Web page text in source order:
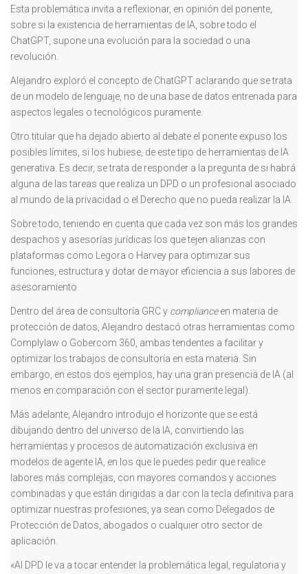
Esta problemática invita a reflexionar, en opinión del ponente,
sobre si la existencia de herramientas de IA, sobre todo el
ChatGPT, supone una evolución para la sociedad o una
revolución.
Alejandro exploró el concepto de ChatGPT aclarando que se trata
de un modelo de lenguaje, no de una base de datos entrenada para
aspectos legales o tecnológicos puramente.
Otro titular que ha dejado abierto al debate el ponente expuso los
posibles límites, si los hubiese, de este tipo de herramientas de IA
generativa. Es decir, se trata de responder a la pregunta de si habrá
alguna de las tareas que realiza un DPD o un profesional asociado
al mundo de la privacidad o el Derecho que no pueda realizar la IA.
Sobre todo, teniendo en cuenta que cada vez son más los grandes
despachos y asesorías jurídicas los que tejen alianzas con
plataformas como Legora o Harvey para optimizar sus
funciones, estructura y dotar de mayor eficiencia a sus labores de
asesoramiento.
Dentro del área de consultoría GRC y complianceen materia de
protección de datos, Alejandro destacó otras herramientas como
Complylaw o Gobercom 360, ambas tendentes a facilitar y
optimizar los trabajos de consultoría en esta materia. Sin
embargo, en estos dos ejemplos, hay una gran presencia de IA (al
menos en comparación con el sector puramente legal).
Más adelante, Alejandro introdujo el horizonte que se está
dibujando dentro del universo de la IA, convirtiendo las
herramientas y procesos de automatización exclusiva en
modelos de agente IA, en los que le puedes pedir que realice
labores más complejas, con mayores comandos y acciones
combinadas y que están dirigidas a dar con la tecla definitiva para
optimizar nuestras profesiones, ya sean como Delegados de
Protección de Datos, abogados o cualquier otro sector de
aplicación.
«Al DPD le va a tocar entender la problemática legal, regulatoria y